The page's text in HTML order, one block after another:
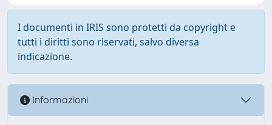
I documenti in IRIS sono protetti da copyright e
tutti i diritti sono riservati, salvo diversa
indicazione.
Informazioni